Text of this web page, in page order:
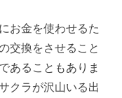
お金を使わせるた
交換をさせること
あることもありま
クラが沢山いる出